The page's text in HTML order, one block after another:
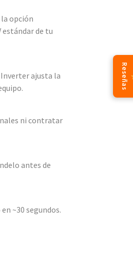
opción
de tu
ajusta la
ni contratar
antes de
~30 segundos.
Reseñas